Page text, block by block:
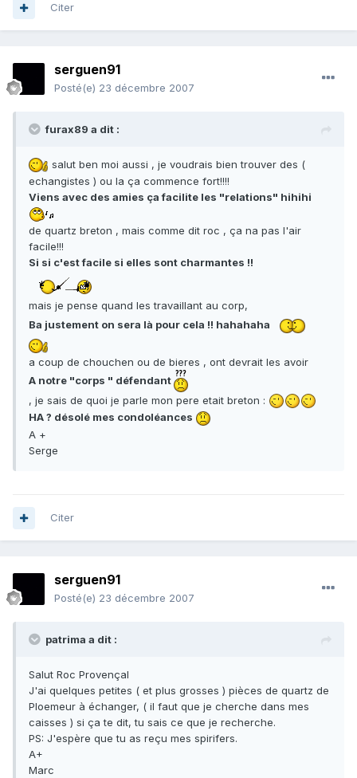
Citer
serguen91
Posté(e) 23 décembre 2007
furax89 a dit :
salut ben moi aussi , je voudrais bien trouver des (
echangistes ) ou la ça commence fort!!!!
Viens avec des amies ça facilite les "relations" hihihi
de quartz breton , mais comme dit roc , ça na pas l'air
facile!!!
Si si c'est facile si elles sont charmantes !!
mais je pense quand les travaillant au corp,
Ba justement on sera là pour cela !! hahahaha
a coup de chouchen ou de bieres , ont devrait les avoir
A notre "corps " défendant
, je sais de quoi je parle mon pere etait breton :
HA ? désolé mes condoléances
A +
Serge
Citer
serguen91
Posté(e) 23 décembre 2007
patrima a dit :
Salut Roc Provençal
J'ai quelques petites ( et plus grosses ) pièces de quartz de
Ploemeur à échanger, ( il faut que je cherche dans mes
caisses ) si ça te dit, tu sais ce que je recherche.
PS: J'espère que tu as reçu mes spirifers.
A+
Marc